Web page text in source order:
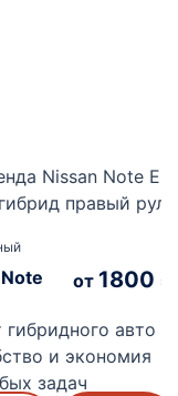
от 1800
гибридного авто
и экономия
задач